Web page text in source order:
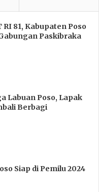
RI 81, Kabupaten Poso
Paskibraka
Labuan Poso, Lapak
Berbagi
Siap di Pemilu 2024